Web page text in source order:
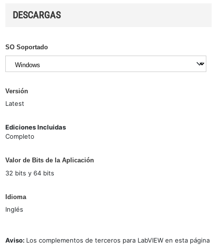
DESCARGAS
SO Soportado
Versión
Latest
Ediciones Incluidas
Completo
Valor de Bits de la Aplicación
32 bits y 64 bits
Idioma
Inglés
Aviso: Los complementos de terceros para LabVIEW en esta página